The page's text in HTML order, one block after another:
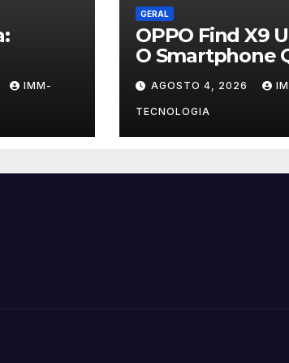
à
Contas
IMM-
GERAL
OPPO Find X9
O Smartphone
Desafia
Profissionais
200MP e
Hasselblad
AGOSTO 4, 2026
TECNOLOGIA